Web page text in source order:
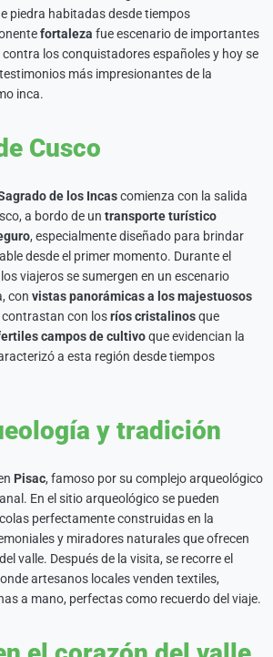
piedra habitadas desde tiempos
fortaleza fue escenario de importantes
los conquistadores españoles y hoy se
más impresionantes de la
inca.
Cusco
de los Incascomienza con la salida
a bordo de un transporte turístico
, especialmente diseñado para brindar
desde el primer momento. Durante el
viajeros se sumergen en un escenario
con vistas panorámicas a los majestuosos
contrastan con losríos cristalinosque
campos de cultivoque evidencian la
a esta región desde tiempos
y tradición
Pisac, famoso por su complejo arqueológico
En el sitio arqueológico se pueden
perfectamente construidas en la
y miradores naturales que ofrecen
valle. Después de la visita, se recorre el
artesanos locales venden textiles,
a mano, perfectas como recuerdo del viaje.